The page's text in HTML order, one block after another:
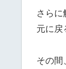
さらに
元に戻
その間